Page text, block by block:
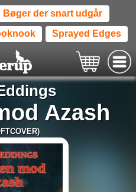
Bøger der snart udgår
Sprayed Edges
Azash